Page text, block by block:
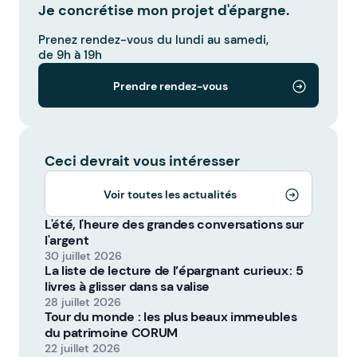
Je concrétise mon projet d'épargne.
Prenez rendez-vous du lundi au samedi,
de 9h à 19h
Prendre rendez-vous
Ceci devrait vous intéresser
Voir toutes les actualités
L'été, l'heure des grandes conversations sur
l'argent
30 juillet 2026
La liste de lecture de l’épargnant curieux : 5
livres à glisser dans sa valise
28 juillet 2026
Tour du monde : les plus beaux immeubles
du patrimoine CORUM
22 juillet 2026